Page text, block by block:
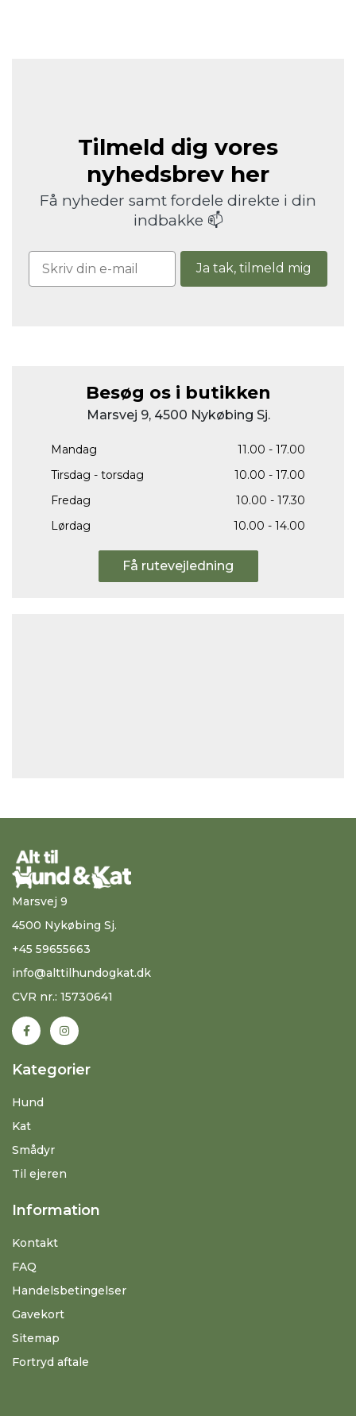
Tilmeld dig vores
nyhedsbrev her
Få nyheder samt fordele direkte i din
indbakke 📫
Ja tak, tilmeld mig
Besøg os i butikken
Marsvej 9, 4500 Nykøbing Sj.
Mandag
11.00 - 17.00
Tirsdag - torsdag
10.00 - 17.00
Fredag
10.00 - 17.30
Lørdag
10.00 - 14.00
Få rutevejledning
Marsvej 9
4500 Nykøbing Sj.
+45 59655663
info@alttilhundogkat.dk
CVR nr.: 15730641
Kategorier
Hund
Kat
Smådyr
Til ejeren
Information
Kontakt
FAQ
Handelsbetingelser
Gavekort
Sitemap
Fortryd aftale